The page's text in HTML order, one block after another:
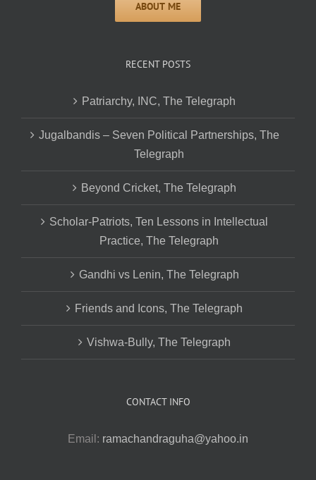
RECENT POSTS
Patriarchy, INC, The Telegraph
Jugalbandis – Seven Political Partnerships, The
Telegraph
Beyond Cricket, The Telegraph
Scholar-Patriots, Ten Lessons in Intellectual
Practice, The Telegraph
Gandhi vs Lenin, The Telegraph
Friends and Icons, The Telegraph
Vishwa-Bully, The Telegraph
CONTACT INFO
Email: ramachandraguha@yahoo.in